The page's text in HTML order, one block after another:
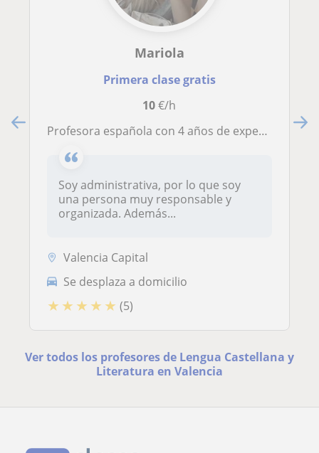
Mariola
Primera clase gratis
10€/h
Profesora española con 4 años de experiencia ofrece clases particulares a niños de primaria y Eso
Soy administrativa, por lo que soy
una persona muy responsable y
organizada. Además...
Valencia Capital
Se desplaza a domicilio
★ ★ ★ ★ ★ (5)
Ver todos los profesores de Lengua Castellana y
Literatura en Valencia